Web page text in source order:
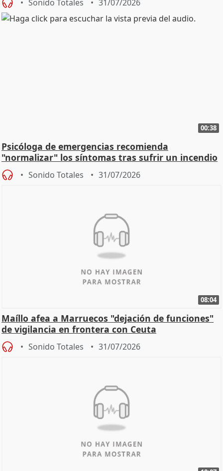
Sonido Totales 31/07/2026
00:38
Psicóloga de emergencias recomienda
"normalizar" los síntomas tras sufrir un incendio
Sonido Totales 31/07/2026
08:04
Maíllo afea a Marruecos "dejación de funciones"
de vigilancia en frontera con Ceuta
Sonido Totales 31/07/2026